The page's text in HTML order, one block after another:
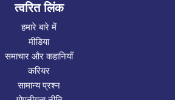
त्वरित लिंक
हमारे बारे में
मीडिया
समाचार और कहानियाँ
करियर
सामान्य प्रश्न